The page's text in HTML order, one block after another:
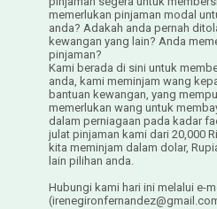
memerlukan pinjaman modal
anda? Adakah anda pernah
kewangan yang lain? Anda
pinjaman?
Kami berada di sini untuk
anda, kami meminjam wang
bantuan kewangan, yang
memerlukan wang untuk
dalam perniagaan pada kadar
julat pinjaman kami dari 20,000
kita meminjam dalam dolar,
lain pilihan anda.
Hubungi kami hari ini melalui e-